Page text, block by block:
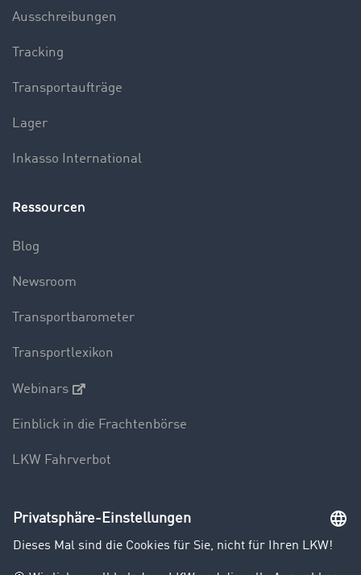
Ausschreibungen
Tracking
Transportaufträge
Lager
Inkasso International
Ressourcen
Blog
Newsroom
Transportbarometer
Transportlexikon
Webinars
Einblick in die Frachtenbörse
LKW Fahrverbot
Unternehmen
Kunden werben Kunden